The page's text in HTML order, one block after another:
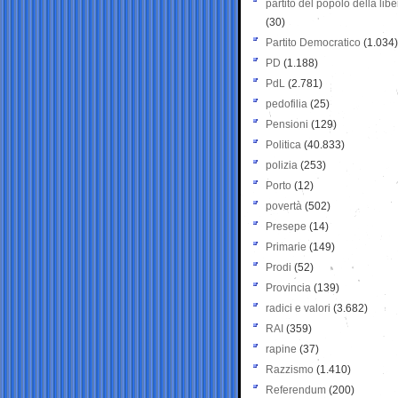
partito del popolo della
(30)
Partito Democratico (1.034)
PD (1.188)
PdL (2.781)
pedofilia (25)
Pensioni (129)
Politica (40.833)
polizia (253)
Porto (12)
povertà (502)
Presepe (14)
Primarie (149)
Prodi (52)
Provincia (139)
radici e valori (3.682)
RAI (359)
rapine (37)
Razzismo (1.410)
Referendum (200)